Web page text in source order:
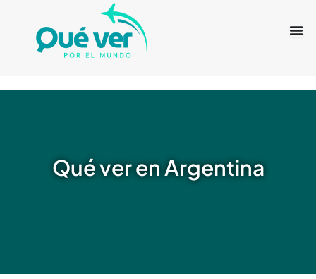
contenido
Qué ver en Argentina